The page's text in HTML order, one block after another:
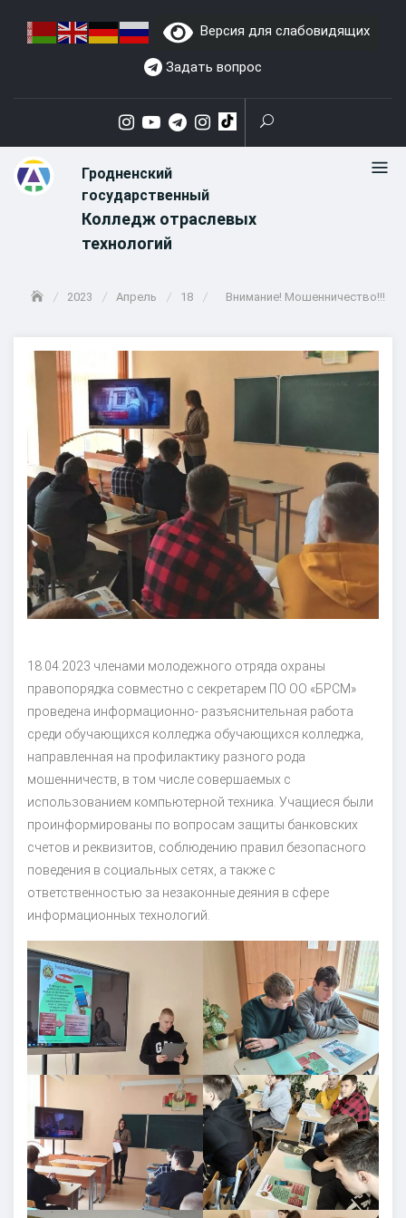
Версия для слабовидящих
Задать вопрос
Гродненский
государственный
Колледж отраслевых
технологий
2023 Апрель 18 Внимание! Мошенничество!!!
18.04.2023 членами молодежного отряда охраны
правопорядка совместно с секретарем ПО ОО «БРСМ»
проведена информационно- разъяснительная работа
среди обучающихся колледжа обучающихся колледжа,
направленная на профилактику разного рода
мошенничеств, в том числе совершаемых с
использованием компьютерной техника. Учащиеся были
проинформированы по вопросам защиты банковских
счетов и реквизитов, соблюдению правил безопасного
поведения в социальных сетях, а также с
ответственностью за незаконные деяния в сфере
информационных технологий.